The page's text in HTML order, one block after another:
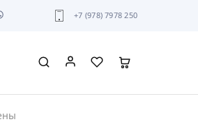
+7 (978) 7978 250